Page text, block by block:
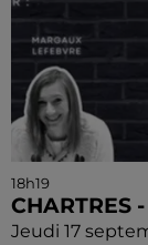
18h19
CHARTRES
Jeudi 17